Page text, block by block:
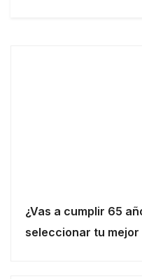
¿Vas a cumplir 65
seleccionar tu mejor